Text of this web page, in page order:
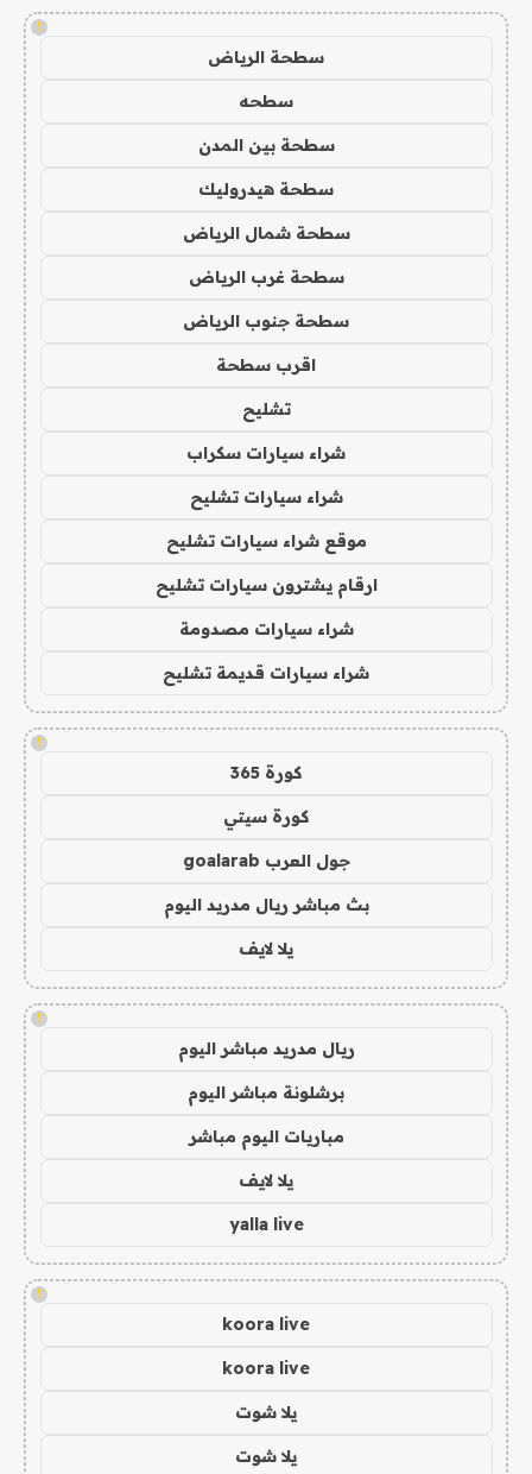
!
سطحة الرياض
سطحه
سطحة بين المدن
سطحة هيدروليك
سطحة شمال الرياض
سطحة غرب الرياض
سطحة جنوب الرياض
اقرب سطحة
تشليح
شراء سيارات سكراب
شراء سيارات تشليح
موقع شراء سيارات تشليح
ارقام يشترون سيارات تشليح
شراء سيارات مصدومة
شراء سيارات قديمة تشليح
!
كورة 365
كورة سيتي
جول العرب goalarab
بث مباشر ريال مدريد اليوم
يلا لايف
!
ريال مدريد مباشر اليوم
برشلونة مباشر اليوم
مباريات اليوم مباشر
يلا لايف
yalla live
!
koora live
koora live
يلا شوت
يلا شوت